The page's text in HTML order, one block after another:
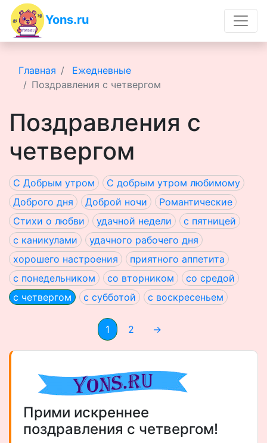
Yons.ru
Главная
Ежедневные
Поздравления с четвергом
Поздравления с
четвергом
С Добрым утром
C добрым утром любимому
Доброго дня
Доброй ночи
Романтические
Стихи о любви
удачной недели
c пятницей
с каникулами
удачного рабочего дня
хорошего настроения
приятного аппетита
с понедельником
со вторником
со средой
с четвергом
с субботой с воскресеньем
1 2 →
Прими искреннее
поздравления с четвергом!